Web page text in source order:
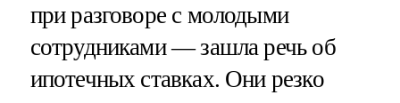
при разговоре с молодыми
сотрудниками — зашла речь об
ипотечных ставках. Они резко